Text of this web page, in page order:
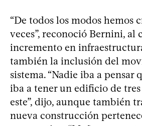
“De todos los modos hemos
veces”, reconoció Bernini, al
incremento en
también la inclusión del
sistema. “Nadie iba a pensar
iba a tener un edificio de
este”, dijo, aunque también
nueva construcción